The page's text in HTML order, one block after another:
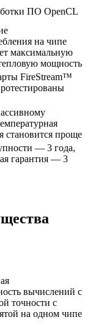
ПО OpenCL
на чипе
максимальную
мощность
FireStream™
становится проще
— 3 года,
гарантия — 3
вычислений с
точности с
на одном чипе